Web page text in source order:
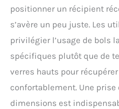
et
positionner un récipient
s’avère un peu juste. Les
privilégier l’usage de bols
spécifiques plutôt que de
verres hauts pour
confortablement. Une prise
dimensions est